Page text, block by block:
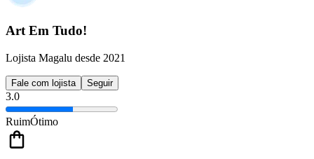
Art Em Tudo!
Lojista Magalu desde 2021
Fale com lojista Seguir
3.0
RuimÓtimo